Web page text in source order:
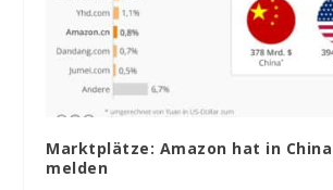
Marktplätze: Amazon hat in
melden